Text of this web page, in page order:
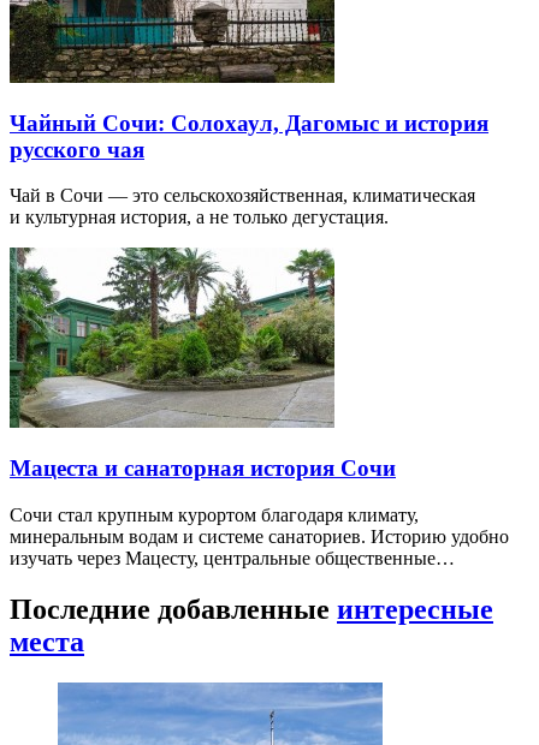
Чайный Сочи: Солохаул, Дагомыс и история
русского чая
Чай в Сочи — это сельскохозяйственная, климатическая
и культурная история, а не только дегустация.
Мацеста и санаторная история Сочи
Сочи стал крупным курортом благодаря климату,
минеральным водам и системе санаториев. Историю удобно
изучать через Мацесту, центральные общественные…
Последние добавленные интересные
места